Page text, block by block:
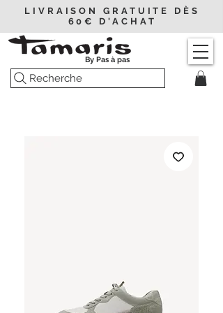
LIVRAISON GRATUITE DÈS
60€ D'ACHAT
Recherche
By Pas à pas